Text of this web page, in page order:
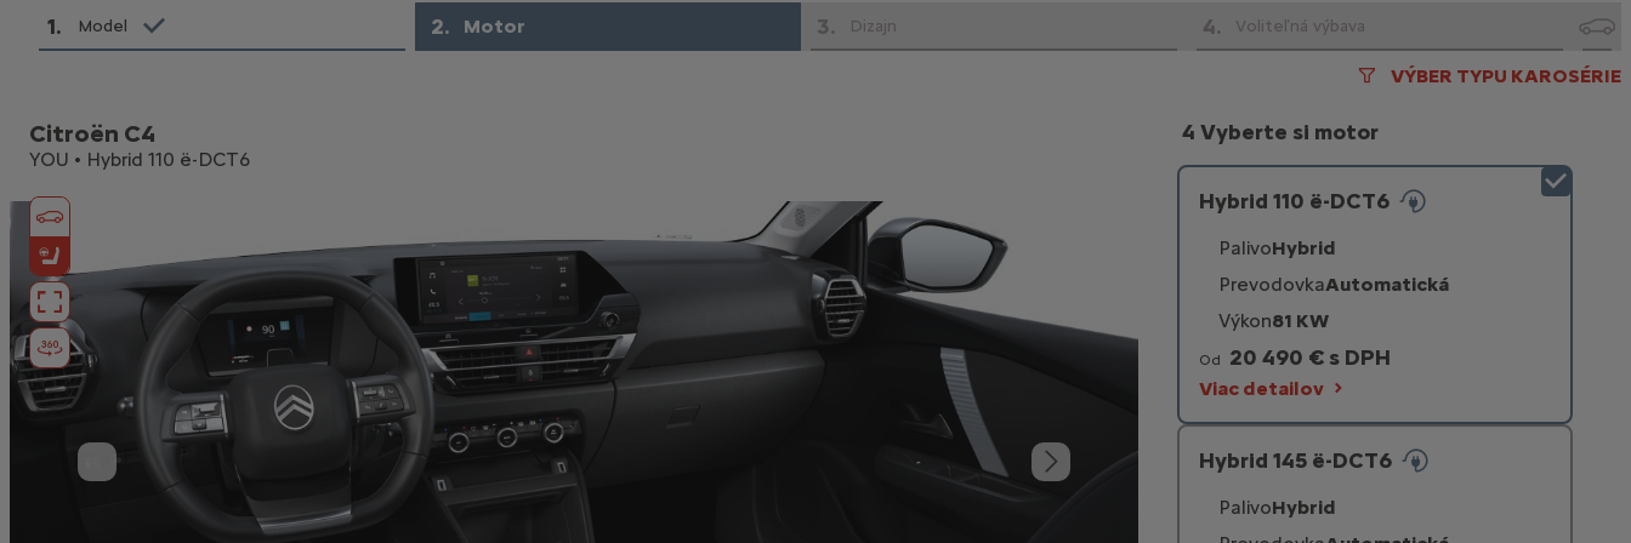
1. Model 2. Motor 3. Dizajn 4. Voliteľná výbava
VÝBER TYPU KAROSÉRIE
Citroën C4
YOU • Hybrid 110 ë-DCT6
4 Vyberte si motor
Hybrid 110 ë-DCT6
PalivoHybrid
PrevodovkaAutomatická
Výkon81 KW
Od 20 490 € s DPH
Viac detailov
Hybrid 145 ë-DCT6
PalivoHybrid